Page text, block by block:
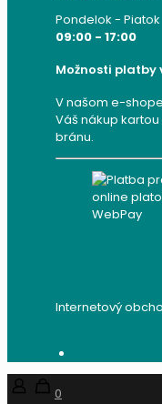
Pondelok - Piatok
09:00 - 17:00
Možnosti platby
V našom e-
Váš nákup
bránu.
Internetový
0